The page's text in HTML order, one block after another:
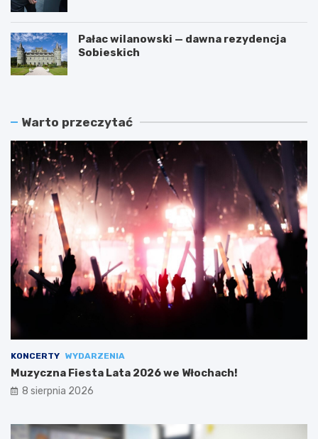
Pałac wilanowski — dawna rezydencja
Sobieskich
Warto przeczytać
KONCERTY WYDARZENIA
Muzyczna Fiesta Lata 2026 we Włochach!
8 sierpnia 2026